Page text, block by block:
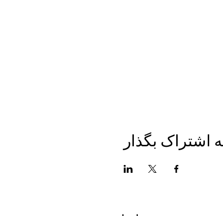
اشتراک بگذار